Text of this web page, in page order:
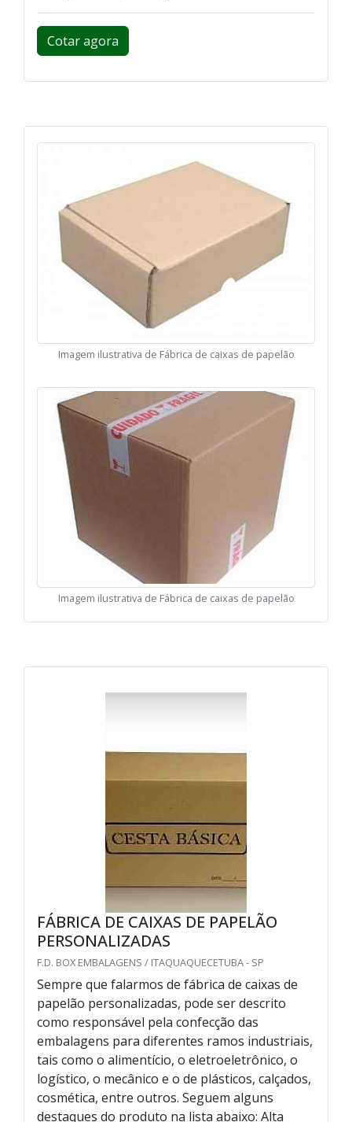
Cotar agora
Imagem ilustrativa de Fábrica de caixas de papelão
Imagem ilustrativa de Fábrica de caixas de papelão
FÁBRICA DE CAIXAS DE PAPELÃO
PERSONALIZADAS
F.D. BOX EMBALAGENS / ITAQUAQUECETUBA - SP
Sempre que falarmos de fábrica de caixas de
papelão personalizadas, pode ser descrito
como responsável pela confecção das
embalagens para diferentes ramos industriais,
tais como o alimentício, o eletroeletrônico, o
logístico, o mecânico e o de plásticos, calçados,
cosmética, entre outros. Seguem alguns
destaques do produto na lista abaixo: Alta